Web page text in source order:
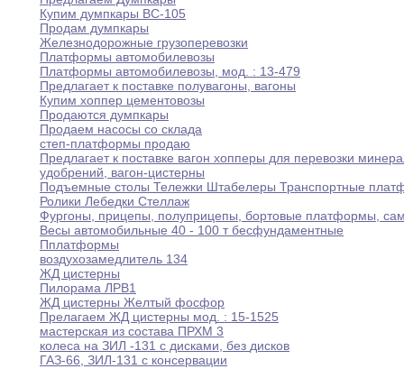
Купим думпкары ВС-105
Продам думпкары
Железнодорожные грузоперевозки
Платформы автомобилевозы
Платформы автомобилевозы, мод. : 13-479
Предлагает к поставке полувагоны, вагоны
Купим хоппер цементовозы
Продаются думпкары
Продаем насосы со склада
степ-платформы продаю
Предлагает к поставке вагон хопперы для перевозки
удобрений, вагон-цистерны
Подъемные столы Тележки Штабелеры Транспортные
Ролики Лебедки Стеллаж
Фургоны, прицепы, полуприцепы, бортовые платформы,
Весы автомобильные 40 - 100 т бесфундаментные
Пплатформы
воздухозамедлитель 134
ЖД цистерны
Пилорама ЛРВ1
ЖД цистерны Желтый фосфор
Прелагаем ЖД цистерны мод. : 15-1525
мастерская из состава ПРХМ 3
колеса на ЗИЛ -131 с дисками, без дисков
ГАЗ-66, ЗИЛ-131 с консервации